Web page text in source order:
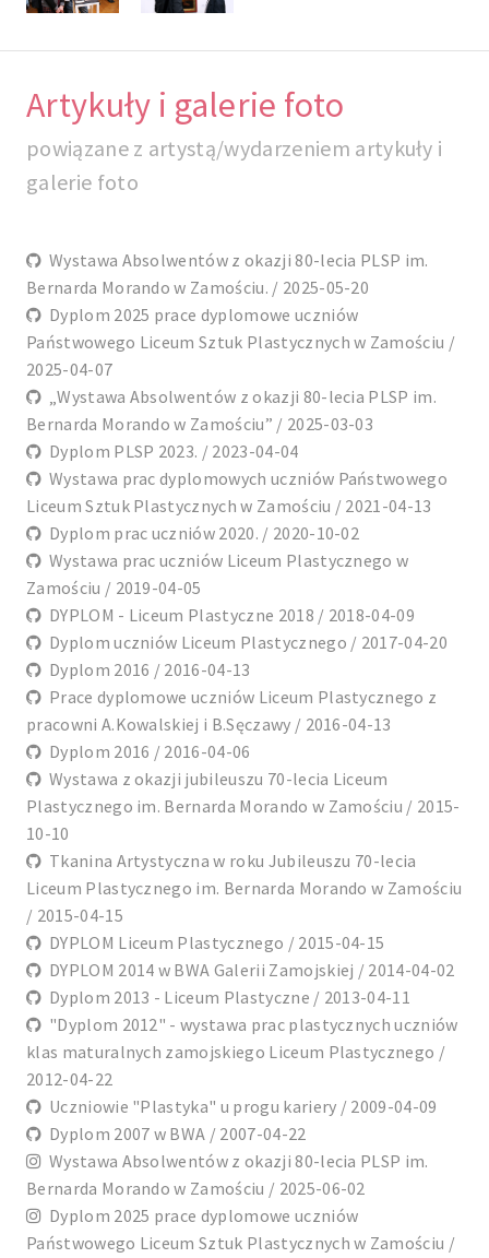
Artykuły i galerie foto
powiązane z artystą/wydarzeniem artykuły i
galerie foto
Wystawa Absolwentów z okazji 80-lecia PLSP im.
Bernarda Morando w Zamościu. / 2025-05-20
Dyplom 2025 prace dyplomowe uczniów
Państwowego Liceum Sztuk Plastycznych w Zamościu /
2025-04-07
„Wystawa Absolwentów z okazji 80-lecia PLSP im.
Bernarda Morando w Zamościu” / 2025-03-03
Dyplom PLSP 2023. / 2023-04-04
Wystawa prac dyplomowych uczniów Państwowego
Liceum Sztuk Plastycznych w Zamościu / 2021-04-13
Dyplom prac uczniów 2020. / 2020-10-02
Wystawa prac uczniów Liceum Plastycznego w
Zamościu / 2019-04-05
DYPLOM - Liceum Plastyczne 2018 / 2018-04-09
Dyplom uczniów Liceum Plastycznego / 2017-04-20
Dyplom 2016 / 2016-04-13
Prace dyplomowe uczniów Liceum Plastycznego z
pracowni A.Kowalskiej i B.Sęczawy / 2016-04-13
Dyplom 2016 / 2016-04-06
Wystawa z okazji jubileuszu 70-lecia Liceum
Plastycznego im. Bernarda Morando w Zamościu / 2015-
10-10
Tkanina Artystyczna w roku Jubileuszu 70-lecia
Liceum Plastycznego im. Bernarda Morando w Zamościu
/ 2015-04-15
DYPLOM Liceum Plastycznego / 2015-04-15
DYPLOM 2014 w BWA Galerii Zamojskiej / 2014-04-02
Dyplom 2013 - Liceum Plastyczne / 2013-04-11
"Dyplom 2012" - wystawa prac plastycznych uczniów
klas maturalnych zamojskiego Liceum Plastycznego /
2012-04-22
Uczniowie "Plastyka" u progu kariery / 2009-04-09
Dyplom 2007 w BWA / 2007-04-22
Wystawa Absolwentów z okazji 80-lecia PLSP im.
Bernarda Morando w Zamościu / 2025-06-02
Dyplom 2025 prace dyplomowe uczniów
Państwowego Liceum Sztuk Plastycznych w Zamościu /